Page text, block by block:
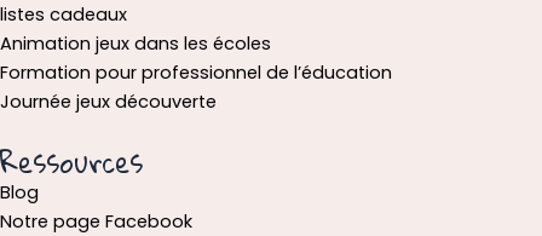
listes cadeaux
Animation jeux dans les écoles
Formation pour professionnel de l’éducation
Journée jeux découverte
Ressources
Blog
Notre page Facebook